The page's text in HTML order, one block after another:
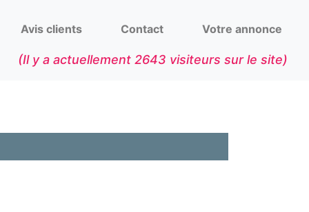
Avis clients Contact Votre annonce
(Il y a actuellement 2643 visiteurs sur le site)